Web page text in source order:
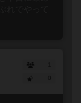
れでやって
1